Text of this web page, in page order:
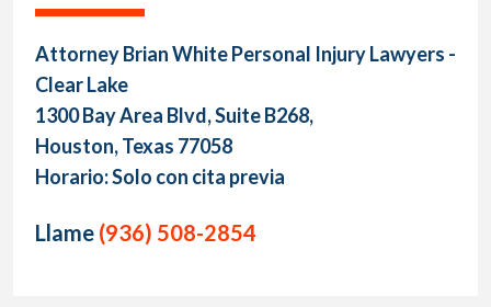
Attorney Brian White Personal Injury Lawyers -
Clear Lake
1300 Bay Area Blvd, Suite B268,
Houston, Texas 77058
Horario: Solo con cita previa
Llame (936) 508-2854